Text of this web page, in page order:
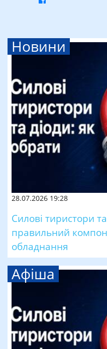
Новини
28.07.2026 19:28
Силові тиристори
правильний
обладнання
Афіша